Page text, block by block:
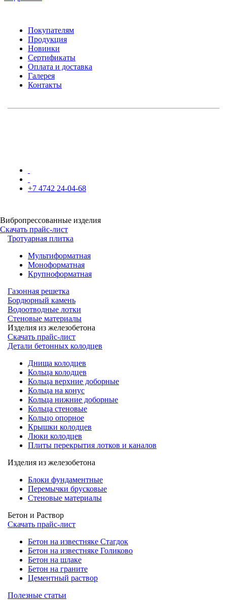
Покупателям
Продукция
Новинки
Сертификаты
Оплата и доставка
Галерея
Контакты
+7 4742 24-04-68
Вибропрессованные изделия
Скачать прайс-лист
Тротуарная плитка
Мультиформатная
Моноформатная
Крупноформатная
Газонная решетка
Бордюрный камень
Водоотводные лотки
Стеновые материалы
Изделия из железобетона
Скачать прайс-лист
Детали бетонных колодцев
Днища колодцев
Кольца колодцев
Кольца верхние доборные
Кольца на конус
Кольца нижние доборные
Кольца стеновые
Кольцо опорное
Крышки колодцев
Люки колодцев
Плиты перекрытия лотков и каналов
Изделия из железобетона
Блоки фундаментные
Перемычки брусковые
Стеновые материалы
Бетон и Раствор
Скачать прайс-лист
Бетон на известняке Стагдок
Бетон на известняке Голиково
Бетон на шлаке
Бетон на граните
Цементный раствор
Полезные статьи